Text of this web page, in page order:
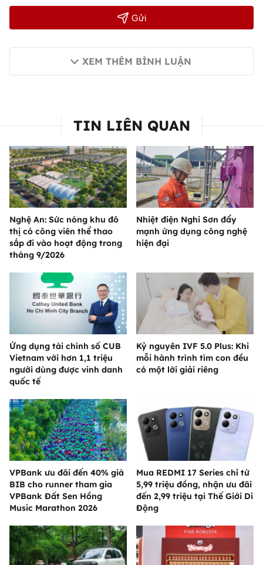
Gửi
XEM THÊM BÌNH LUẬN
TIN LIÊN QUAN
Nghệ An: Sức nóng khu đô
thị có công viên thể thao
sắp đi vào hoạt động trong
tháng 9/2026
Nhiệt điện Nghi Sơn đẩy
mạnh ứng dụng công nghệ
hiện đại
Ứng dụng tài chính số CUB
Vietnam với hơn 1,1 triệu
người dùng được vinh danh
quốc tế
Kỷ nguyên IVF 5.0 Plus: Khi
mỗi hành trình tìm con đều
có một lời giải riêng
VPBank ưu đãi đến 40% giá
BIB cho runner tham gia
VPBank Đất Sen Hồng
Music Marathon 2026
Mua REDMI 17 Series chỉ từ
5,99 triệu đồng, nhận ưu đãi
đến 2,99 triệu tại Thế Giới Di
Động